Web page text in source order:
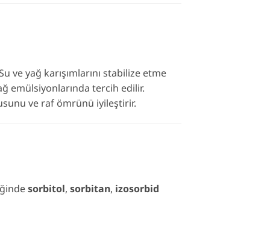
ve yağ karışımlarını stabilize etme
emülsiyonlarında tercih edilir.
ve raf ömrünü iyileştirir.
sorbitol, sorbitan, izosorbid